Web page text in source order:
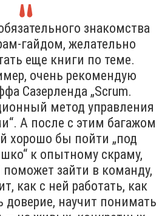
знакомства
гайдом, желательно
еще книги по теме.
очень рекомендую
Сазерленда „Scrum.
метод управления
А после с этим багажом
хорошо бы пойти „под
к опытному скраму,
зайти в команду,
как с ней работать, как
доверие, научит понимать